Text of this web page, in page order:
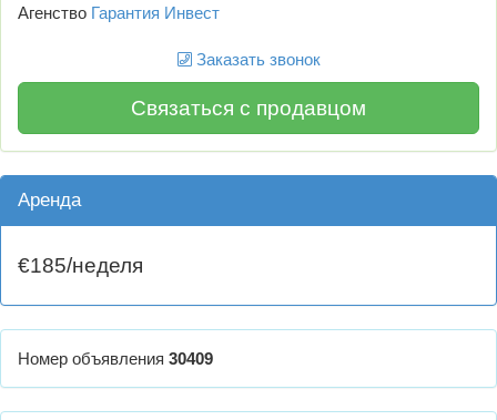
Агенство Гарантия Инвест
Заказать звонок
Связаться с продавцом
Аренда
€185/неделя
Номер объявления 30409